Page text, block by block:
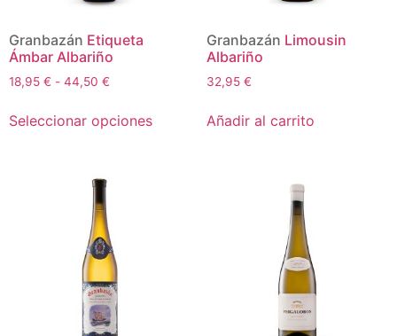
Granbazán Etiqueta
Ámbar Albariño
18,95 € - 44,50 €
Seleccionar opciones
Granbazán Limousin
Albariño
32,95 €
Añadir al carrito